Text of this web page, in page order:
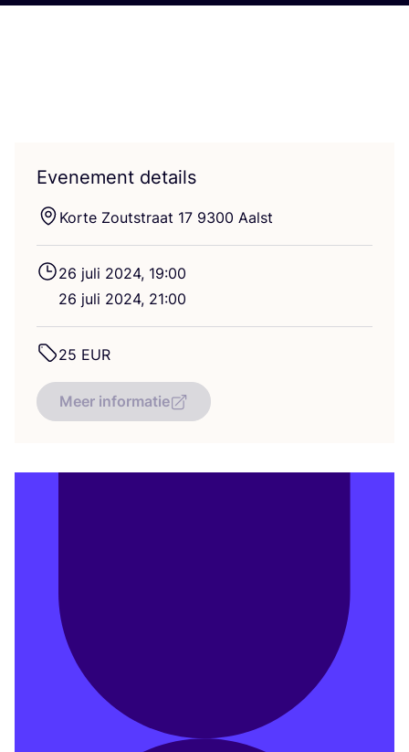
Evenement details
Kor­te Zout­straat 17 9300 Aalst
26 juli 2024, 19:00
26 juli 2024, 21:00
25 EUR
Meer informatie
Voornaam
*